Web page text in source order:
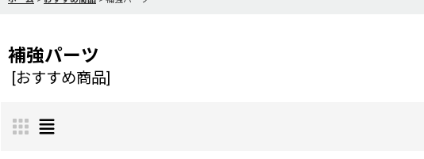
補強パーツ
[おすすめ商品]